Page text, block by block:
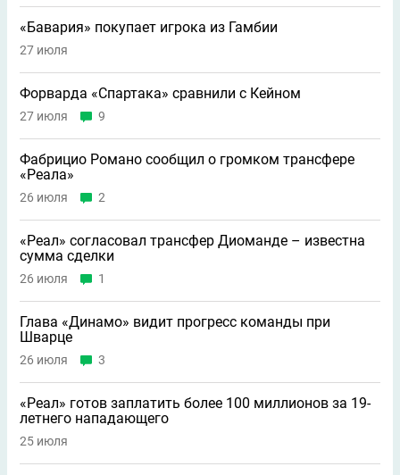
«Бавария» покупает игрока из Гамбии
27 июля
Форварда «Спартака» сравнили с Кейном
27 июля 9
Фабрицио Романо сообщил о громком трансфере
«Реала»
26 июля 2
«Реал» согласовал трансфер Диоманде – известна
сумма сделки
26 июля 1
Глава «Динамо» видит прогресс команды при
Шварце
26 июля 3
«Реал» готов заплатить более 100 миллионов за 19-
летнего нападающего
25 июля